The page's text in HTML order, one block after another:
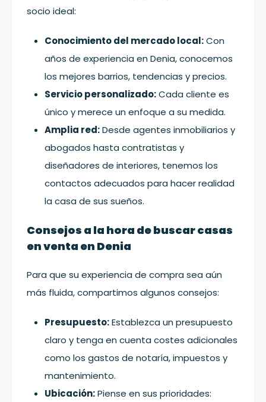
socio ideal:
Conocimiento del mercado local:Con
años de experiencia en Denia, conocemos
los mejores barrios, tendencias y precios.
Servicio personalizado:Cada cliente es
único y merece un enfoque a su medida.
Amplia red:Desde agentes inmobiliarios y
abogados hasta contratistas y
diseñadores de interiores, tenemos los
contactos adecuados para hacer realidad
la casa de sus sueños.
Consejos a la hora de buscar casas
en venta en Denia
Para que su experiencia de compra sea aún
más fluida, compartimos algunos consejos:
Presupuesto:Establezca un presupuesto
claro y tenga en cuenta costes adicionales
como los gastos de notaría, impuestos y
mantenimiento.
Ubicación:Piense en sus prioridades: